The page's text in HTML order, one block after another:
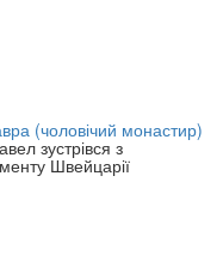
(чоловічий монастир)
зустрівся з
Швейцарії